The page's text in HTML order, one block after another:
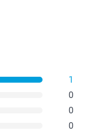
1
0
0
0